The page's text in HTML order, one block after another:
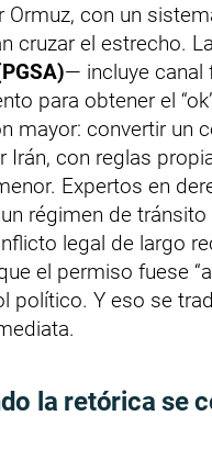
con un
cruzar el estrecho.
— incluye canal
para obtener el
mayor: convertir un
Irán, con reglas
Expertos en
régimen de
legal de largo
el permiso fuese
político. Y eso se
la retórica se